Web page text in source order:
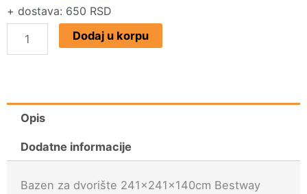
+ dostava: 650 RSD
Bazen
za
Bestway
Dodaj u korpu
Opis
Dodatne informacije
Bazen za dvorište 241x241x140cm Bestway